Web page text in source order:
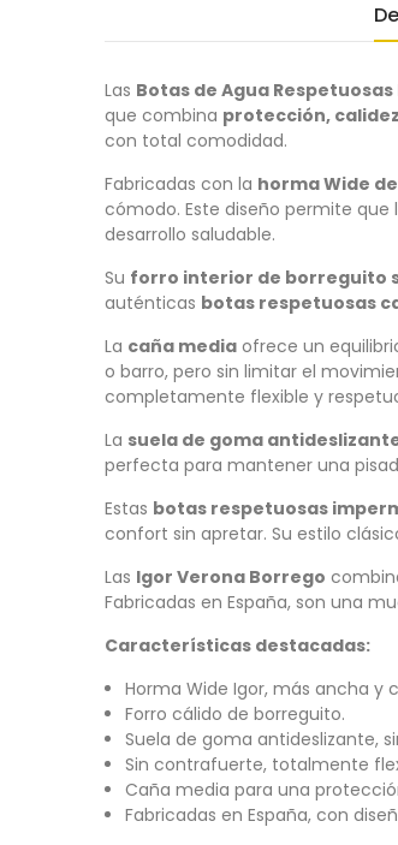
Las Botas de Agua
que combina protección,
con total comodidad.
Fabricadas con la horma Wide
cómodo. Este diseño permite
desarrollo saludable.
Su forro interior de borreguito
auténticas botas respetuosas
La caña media ofrece un
o barro, pero sin limitar el
completamente flexible y
La suela de goma
perfecta para mantener una
Estas botas respetuosas
confort sin apretar. Su estilo
Las Igor Verona Borrego
Fabricadas en España, son una
Características destacadas:
Horma Wide Igor, más ancha y
Forro cálido de borreguito.
Suela de goma antideslizante,
Sin contrafuerte, totalmente
Caña media para una
Fabricadas en España, con